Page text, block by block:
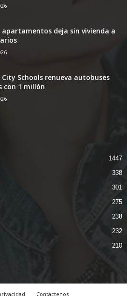
apartamentos deja sin vivienda a
City Schools renueva autobuses
con 1 millón
1447
338
301
275
238
232
210
Contáctenos